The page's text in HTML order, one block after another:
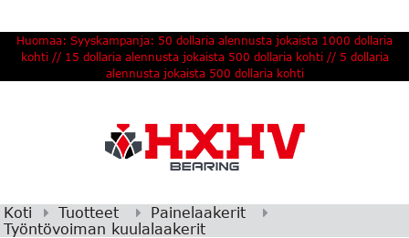
Huomaa: Syyskampanja: 50 dollaria alennusta jokaista 1000 dollaria
kohti // 15 dollaria alennusta jokaista 500 dollaria kohti // 5 dollaria
alennusta jokaista 500 dollaria kohti
Koti Tuotteet
Painelaakerit
Työntövoiman kuulalaakerit